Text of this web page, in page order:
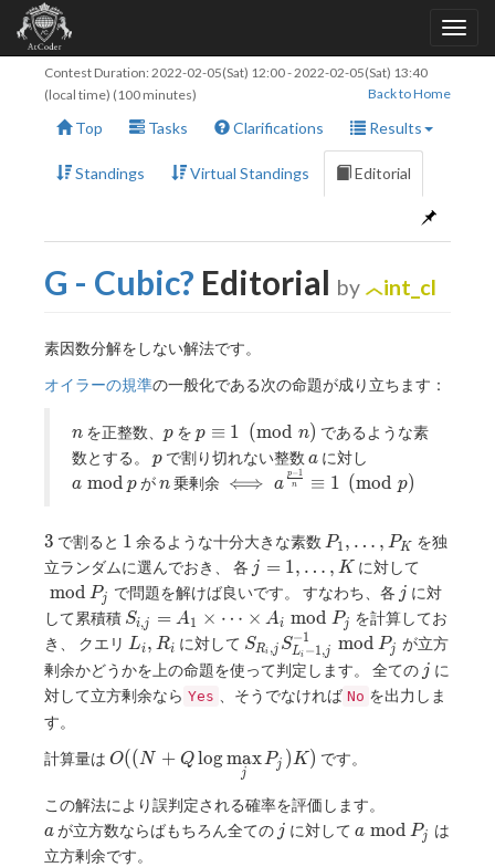
Contest Duration: 2022-02-05(Sat) 12:00-2022-02-05(Sat) 13:40
(local time) (100 minutes)
Back to Home
Top Tasks Clarifications Results
Standings Virtual Standings Editorial
G - Cubic? Editorial by int_cl
素因数分解をしない解法です。
オイラーの規準の一般化である次の命題が成り立ちます：
n
n を正整数、 p
p を p\equiv1\pmod
n
p ≡ 1 (mod n) であるような素
数とする。 p
p で割り切れない整数 a
a に対し
a\bmod
a mod pがn
n乗剰余 \iff a^{\frac{p-1}
⟺ a n
p−1 ≡ 1 (mod p)
3
3 で割ると 1
1 余るような十分大きな素数 P_1,\dots,P_K
P1 , … , PK
を独
立ランダムに選んでおき、 各 j=1,\dots,K
j = 1, … , K に対して
P_j
mod Pj で問題を解けば良いです。 すなわち、各 jj に対
して累積積 S_{i,j}=A_1\times\dots\times
A_i\bmod P_j
Si,j = A1 × ⋯ × Ai mod Pj を計算してお
き、 クエリ L_i,R_i
Li, Ri に対して S_{R_i,j}S_{L_i-
1,j}^{-1}\bmod
P_j
SRi ,j SLi −1,j
−1 mod Pj が立方
剰余かどうかを上の命題を使って判定します。 全ての j
j に
対して立方剰余なら Yes 、そうでなければ No を出力しま
す。
計算量は O((N+Q\log\max\limits_jP_j)K)
O((N + Qlog
j
maxPj )K ) です。
この解法により誤判定される確率を評価します。
a
aが立方数ならばもちろん全ての j
j に対して a\bmod
a mod Pj
は
立方剰余です。